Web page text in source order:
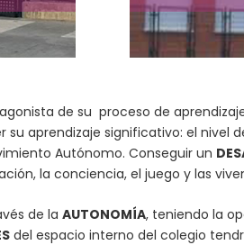
de su proceso de
aprendizaje significativo: el nivel
Autónomo. Conseguir un
la conciencia, el juego y las
de la AUTONOMÍA, teniendo la
del espacio interno del colegio